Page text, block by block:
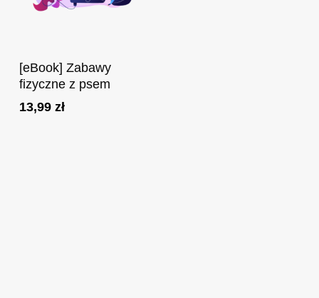
Dodaj Do Koszyka
[eBook] Zabawy
fizyczne z psem
13,99 zł